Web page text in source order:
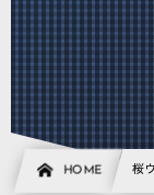
HOME 桜